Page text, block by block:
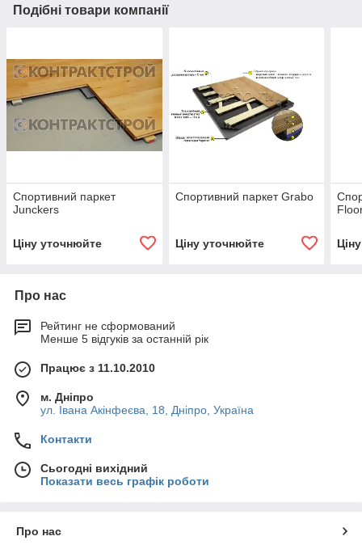
Подібні товари компанії
Спортивний паркет
Junckers
Ціну уточнюйте
Спортивний паркет Grabo
Ціну уточнюйте
Про нас
Рейтинг не сформований
Менше 5 відгуків за останній рік
Працює з 11.10.2010
м. Дніпро
ул. Івана Акінфеєва, 18, Дніпро, Україна
Контакти
Сьогодні вихідний
Показати весь графік роботи
Про нас